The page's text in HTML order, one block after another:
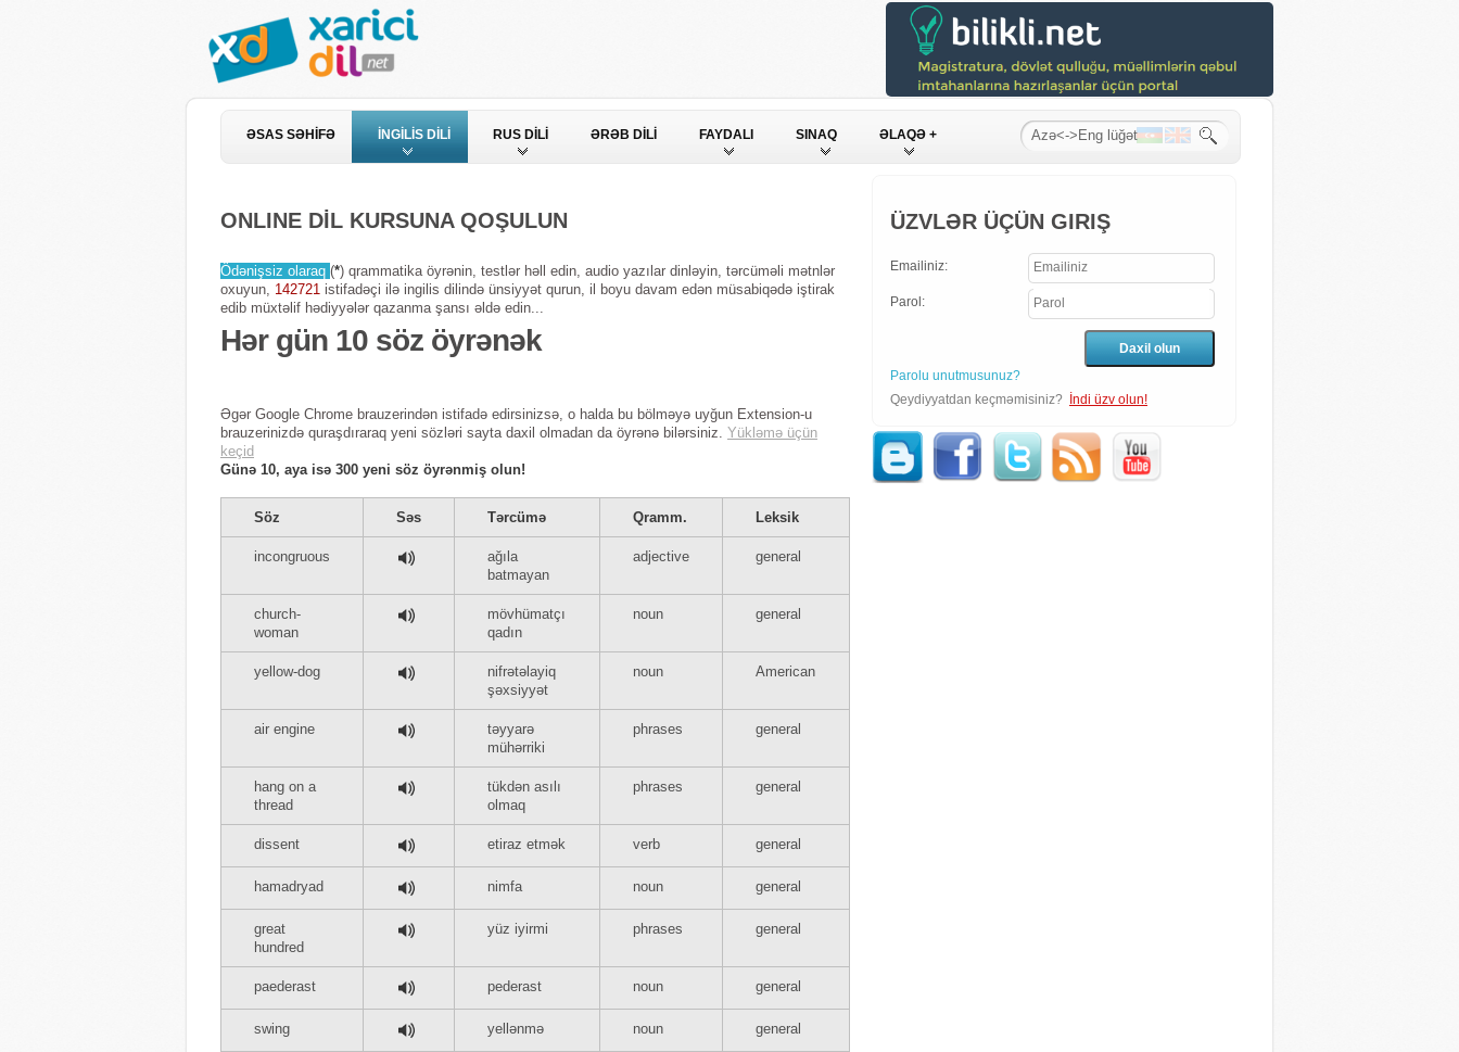
ƏSAS SƏHİFƏ İNGİLİS DİLİ RUS DİLİ ƏRƏB DİLİ FAYDALI SINAQ ƏLAQƏ +
ONLINE DİL KURSUNA QOŞULUN
Ödənişsiz olaraq (*) qrammatika öyrənin, testlər həll edin, audio yazılar dinləyin, tərcüməli mətnlər
oxuyun, 142721 istifadəçi ilə ingilis dilində ünsiyyət qurun, il boyu davam edən müsabiqədə iştirak
edib müxtəlif hədiyyələr qazanma şansı əldə edin...
Hər gün 10 söz öyrənək
Əgər Google Chrome brauzerindən istifadə edirsinizsə, o halda bu bölməyə uyğun Extension-u
brauzerinizdə quraşdıraraq yeni sözləri sayta daxil olmadan da öyrənə bilərsiniz. Yükləmə üçün
keçid
Günə 10, aya isə 300 yeni söz öyrənmiş olun!
Söz Səs Tərcümə Qramm. Leksik
incongruous
ağıla
batmayan
adjective general
church-
woman
mövhümatçı
qadın
noun general
yellow-dog
nifrətəlayiq
şəxsiyyət
noun American
air engine
təyyarə
mühərriki
phrases general
hang on a
thread
tükdən asılı
olmaq
phrases general
dissent etiraz etmək verb general
hamadryad nimfa noun general
great
hundred
yüz iyirmi phrases general
paederast pederast noun general
swing yellənmə noun general
ÜZVLƏR ÜÇÜN GIRIŞ
Emailiniz:
Parol:
Parolu unutmusunuz?
Qeydiyyatdan keçməmisiniz?
İndi üzv olun!